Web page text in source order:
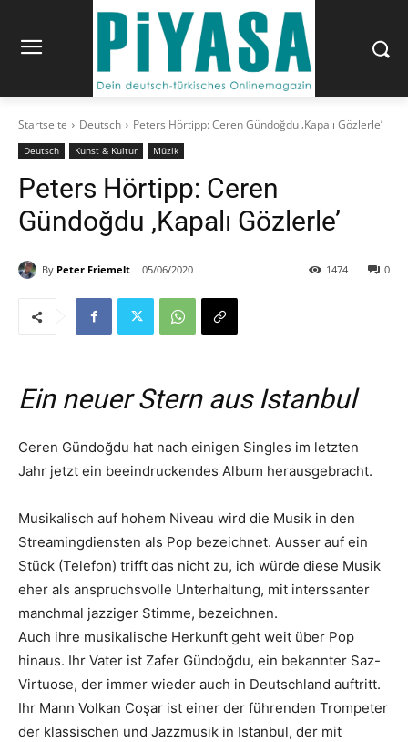
Startseite Deutsch Peters Hörtipp: Ceren Gündoğdu ‚Kapalı Gözlerle’
Deutsch Kunst & Kultur Müzik
Peters Hörtipp: Ceren
Gündoğdu ‚Kapalı Gözlerle’
By Peter Friemelt 05/06/2020 0
1474
Ein neuer Stern aus Istanbul
Ceren Gündoğdu hat nach einigen Singles im letzten
Jahr jetzt ein beeindruckendes Album herausgebracht.
Musikalisch auf hohem Niveau wird die Musik in den
Streamingdiensten als Pop bezeichnet. Ausser auf ein
Stück (Telefon) trifft das nicht zu, ich würde diese Musik
eher als anspruchsvolle Unterhaltung, mit interssanter
manchmal jazziger Stimme, bezeichnen.
Auch ihre musikalische Herkunft geht weit über Pop
hinaus. Ihr Vater ist Zafer Gündoğdu, ein bekannter Saz-
Virtuose, der immer wieder auch in Deutschland auftritt.
Ihr Mann Volkan Coşar ist einer der führenden Trompeter
der klassischen und Jazzmusik in Istanbul, der mit